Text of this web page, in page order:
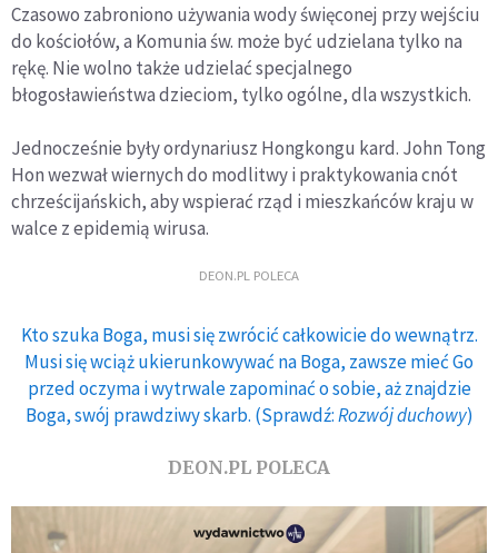
Czasowo zabroniono używania wody święconej przy wejściu
do kościołów, a Komunia św. może być udzielana tylko na
rękę. Nie wolno także udzielać specjalnego
błogosławieństwa dzieciom, tylko ogólne, dla wszystkich.
Jednocześnie były ordynariusz Hongkongu kard. John Tong
Hon wezwał wiernych do modlitwy i praktykowania cnót
chrześcijańskich, aby wspierać rząd i mieszkańców kraju w
walce z epidemią wirusa.
DEON.PL POLECA
Kto szuka Boga, musi się zwrócić całkowicie do wewnątrz.
Musi się wciąż ukierunkowywać na Boga, zawsze mieć Go
przed oczyma i wytrwale zapominać o sobie, aż znajdzie
Boga, swój prawdziwy skarb. (Sprawdź:Rozwój duchowy)
DEON.PL POLECA